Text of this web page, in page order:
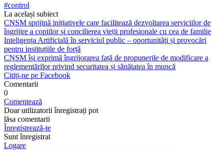
#control
La același subiect
CNSM sprijină inițiativele care facilitează dezvoltarea serviciilor de
îngrijire a copiilor și concilierea vieții profesionale cu cea de familie
Inteligența Artificială în serviciul public – oportunități și provocări
pentru instituțiile de forță
CNSM își exprimă îngrijorarea față de propunerile de modificare a
reglementărilor privind securitatea și sănătatea în muncă
Citiți-ne pe Facebook
Comentarii
0
Comentează
Doar utilizatorii înregistrați pot
lăsa comentarii
Înregistrează-te
Sunt înregistrat
Logare